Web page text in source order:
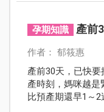
孕期知識 產前
作者： 郁筱惠
產前30天，已快
產時刻，媽咪越
比預產期還早1～